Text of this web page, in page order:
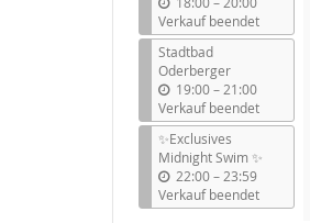
i
s
Verkauf beendet
Stadtbad
Oderberger
19:00–b
i
s
21:00
Verkauf beendet
✨Exclusives
Midnight Swim ✨
22:00–b
i
s
23:59
Verkauf beendet